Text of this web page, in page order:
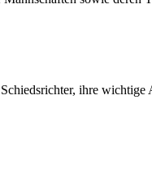
ihre